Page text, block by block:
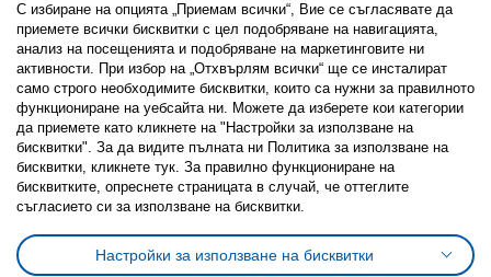
Последвайте ни:
FacebookTwitterYoutubePinterestInstagram
Политика за използване на бисквитки (Cookies)
Избор на настройки за използване на бисквитки
Условия за ползване на ikea.bgОбща политика за личните данни
С избиране на опцията „Приемам всички“, Вие се съгласявате да
приемете всички бисквитки с цел подобряване на навигацията,
анализ на посещенията и подобряване на маркетинговите ни
активности. При избор на „Отхвърлям всички“ ще се инсталират
само строго необходимитe бисквитки, които са нужни за правилното
функциониране на уебсайта ни. Можете да изберете кои категории
да приемете като кликнете на "Настройки за използване на
бисквитки". За да видите пълната ни Политика за използване на
бисквитки, кликнете тук. За правилно функциониране на
бисквитките, опреснете страницата в случай, че оттеглите
съгласието си за използване на бисквитки.
Настройки за използване на бисквитки